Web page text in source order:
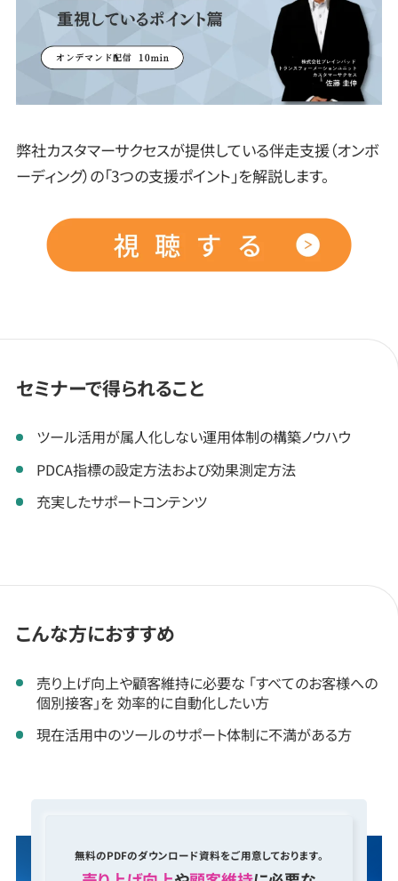
弊社カスタマーサクセスが提供している伴走支援（オンボ
ーディング）の「3つの支援ポイント」を解説します。
セミナーで得られること
ツール活用が属人化しない運用体制の構築ノウハウ
PDCA指標の設定方法および効果測定方法
充実したサポートコンテンツ
こんな方におすすめ
売り上げ向上や顧客維持に必要な 「すべてのお客様への
個別接客」を 効率的に自動化したい方
現在活用中のツールのサポート体制に不満がある方
無料のPDFのダウンロード資料をご用意しております。